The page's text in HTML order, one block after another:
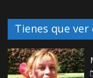
Tienes que ver